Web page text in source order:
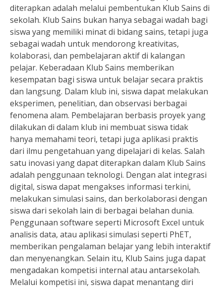
diterapkan adalah melalui pembentukan Klub Sains di
sekolah. Klub Sains bukan hanya sebagai wadah bagi
siswa yang memiliki minat di bidang sains, tetapi juga
sebagai wadah untuk mendorong kreativitas,
kolaborasi, dan pembelajaran aktif di kalangan
pelajar. Keberadaan Klub Sains memberikan
kesempatan bagi siswa untuk belajar secara praktis
dan langsung. Dalam klub ini, siswa dapat melakukan
eksperimen, penelitian, dan observasi berbagai
fenomena alam. Pembelajaran berbasis proyek yang
dilakukan di dalam klub ini membuat siswa tidak
hanya memahami teori, tetapi juga aplikasi praktis
dari ilmu pengetahuan yang dipelajari di kelas. Salah
satu inovasi yang dapat diterapkan dalam Klub Sains
adalah penggunaan teknologi. Dengan alat integrasi
digital, siswa dapat mengakses informasi terkini,
melakukan simulasi sains, dan berkolaborasi dengan
siswa dari sekolah lain di berbagai belahan dunia.
Penggunaan software seperti Microsoft Excel untuk
analisis data, atau aplikasi simulasi seperti PhET,
memberikan pengalaman belajar yang lebih interaktif
dan menyenangkan. Selain itu, Klub Sains juga dapat
mengadakan kompetisi internal atau antarsekolah.
Melalui kompetisi ini, siswa dapat menantang diri